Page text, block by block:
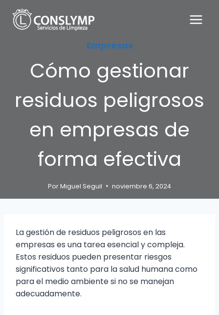
Saltar
contenido
Empresas
Cómo gestionar
residuos peligrosos
en empresas de
forma efectiva
PorMiguel Seguil noviembre 6, 2024
La gestión de residuos peligrosos en las
empresas es una tarea esencial y compleja.
Estos residuos pueden presentar riesgos
significativos tanto para la salud humana como
para el medio ambiente si no se manejan
adecuadamente.